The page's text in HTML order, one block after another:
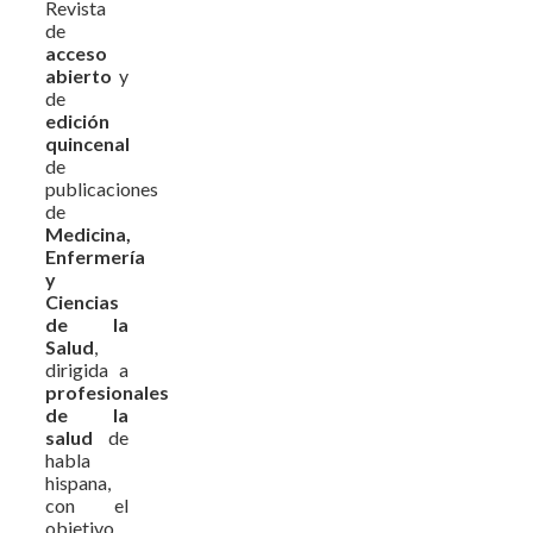
Revista
de
acceso
abierto y
de
edición
quincenal
de
publicaciones
de
Medicina,
Enfermería
y
Ciencias
de la
Salud
dirigida a
profesionales
de la
salud de
habla
hispana,
con el
objetivo